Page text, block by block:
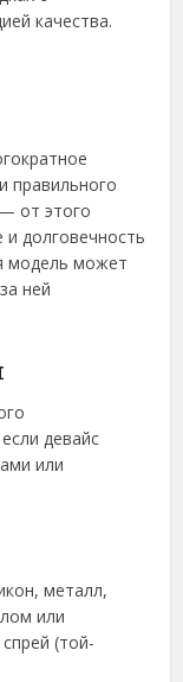
качества.
правильного
от этого
долговечность
модель может
ней
девайс
или
металл,
или
(той-